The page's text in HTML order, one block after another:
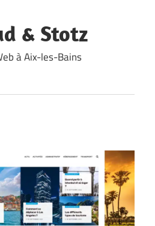
& Stotz
à Aix-les-Bains